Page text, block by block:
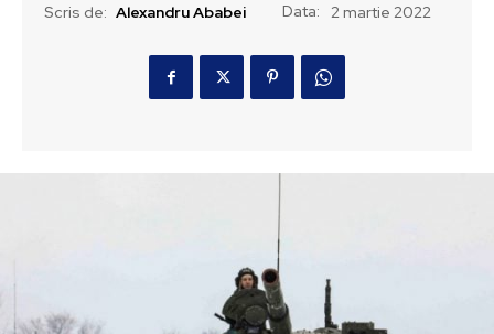
Scris de: Alexandru Ababei Data: 2 martie 2022